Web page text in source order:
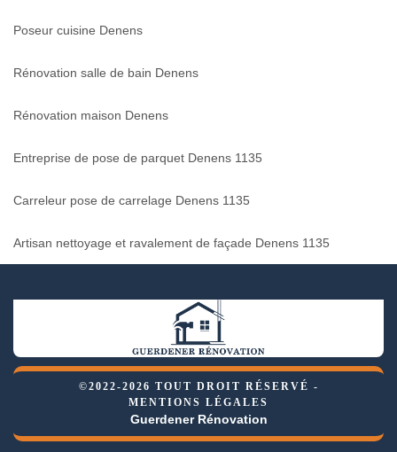
Poseur cuisine Denens
Rénovation salle de bain Denens
Rénovation maison Denens
Entreprise de pose de parquet Denens 1135
Carreleur pose de carrelage Denens 1135
Artisan nettoyage et ravalement de façade Denens 1135
©2022-2026 TOUT DROIT RÉSERVÉ -
MENTIONS LÉGALES
Guerdener Rénovation